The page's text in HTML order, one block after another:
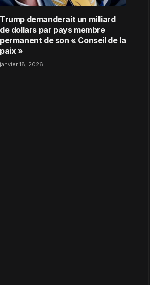
Trump demanderait un milliard
de dollars par pays membre
permanent de son « Conseil de la
paix »
janvier 18, 2026